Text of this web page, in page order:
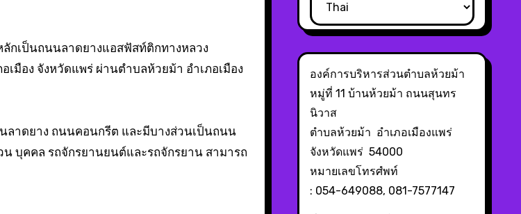
กเป็นถนนลาดยางแอสฟัสท์ติกทางหลวง
เมือง จังหวัดแพร่ ผ่านตำบลห้วยม้า อำเภอเมือง
าดยาง ถนนคอนกรีต และมีบางส่วนเป็นถนน
บุคคล รถจักรยานยนต์และรถจักรยาน สามารถ
องค์การบริหารส่วนตำบลห้วยม้า
หมู่ที่ 11 บ้านห้วยม้า ถนนสุนทร
นิวาส
ตำบลห้วยม้า อำเภอเมืองแพร่
จังหวัดแพร่ 54000
หมายเลขโทรศํพท์
: 054-649088, 081-7577147